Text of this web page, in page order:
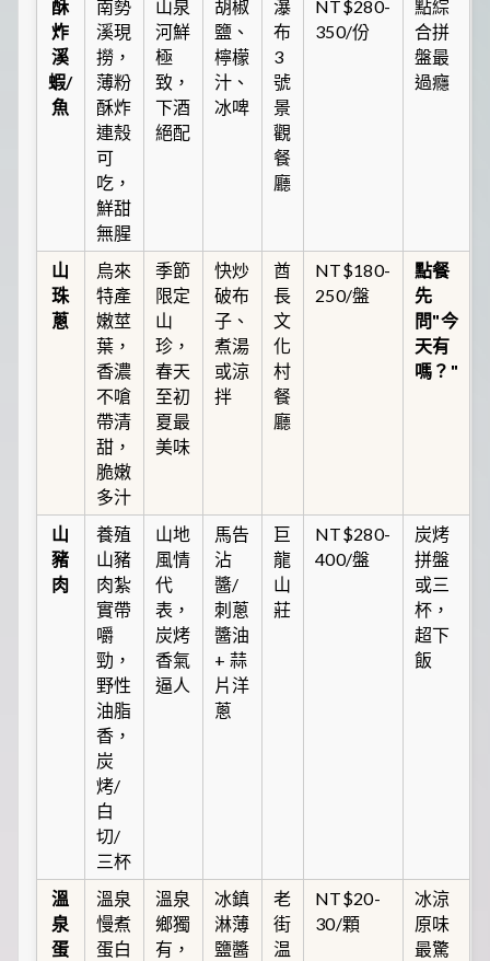
酥
炸
溪
蝦/
魚
南勢
溪現
撈，
薄粉
酥炸
連殼
可
吃，
鮮甜
無腥
山泉
河鮮
極
致，
下酒
絕配
胡椒
鹽、
檸檬
汁、
冰啤
瀑
布
3
號
景
觀
餐
廳
NT$280-
350/份
點綜
合拼
盤最
過癮
山
珠
蔥
烏來
特產
嫩莖
葉，
香濃
不嗆
帶清
甜，
脆嫩
多汁
季節
限定
山
珍，
春天
至初
夏最
美味
快炒
破布
子、
煮湯
或涼
拌
酋
長
文
化
村
餐
廳
NT$180-
250/盤
點餐
先
問"今
天有
嗎？"
山
豬
肉
養殖
山豬
肉紮
實帶
嚼
勁，
野性
油脂
香，
炭
烤/
白
切/
三杯
山地
風情
代
表，
炭烤
香氣
逼人
馬告
沾
醬/
刺蔥
醬油
+ 蒜
片洋
蔥
巨
龍
山
莊
NT$280-
400/盤
炭烤
拼盤
或三
杯，
超下
飯
溫
泉
蛋
溫泉
慢煮
蛋白
溫泉
鄉獨
有，
冰鎮
淋薄
鹽醬
老
街
温
NT$20-
30/顆
冰涼
原味
最驚